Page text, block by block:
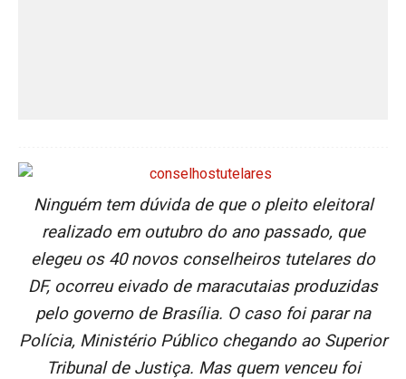
Ninguém tem dúvida de que o pleito eleitoral
realizado em outubro do ano passado, que
elegeu os 40 novos conselheiros tutelares do
DF, ocorreu eivado de maracutaias produzidas
pelo governo de Brasília. O caso foi parar na
Polícia, Ministério Público chegando ao Superior
Tribunal de Justiça. Mas quem venceu foi